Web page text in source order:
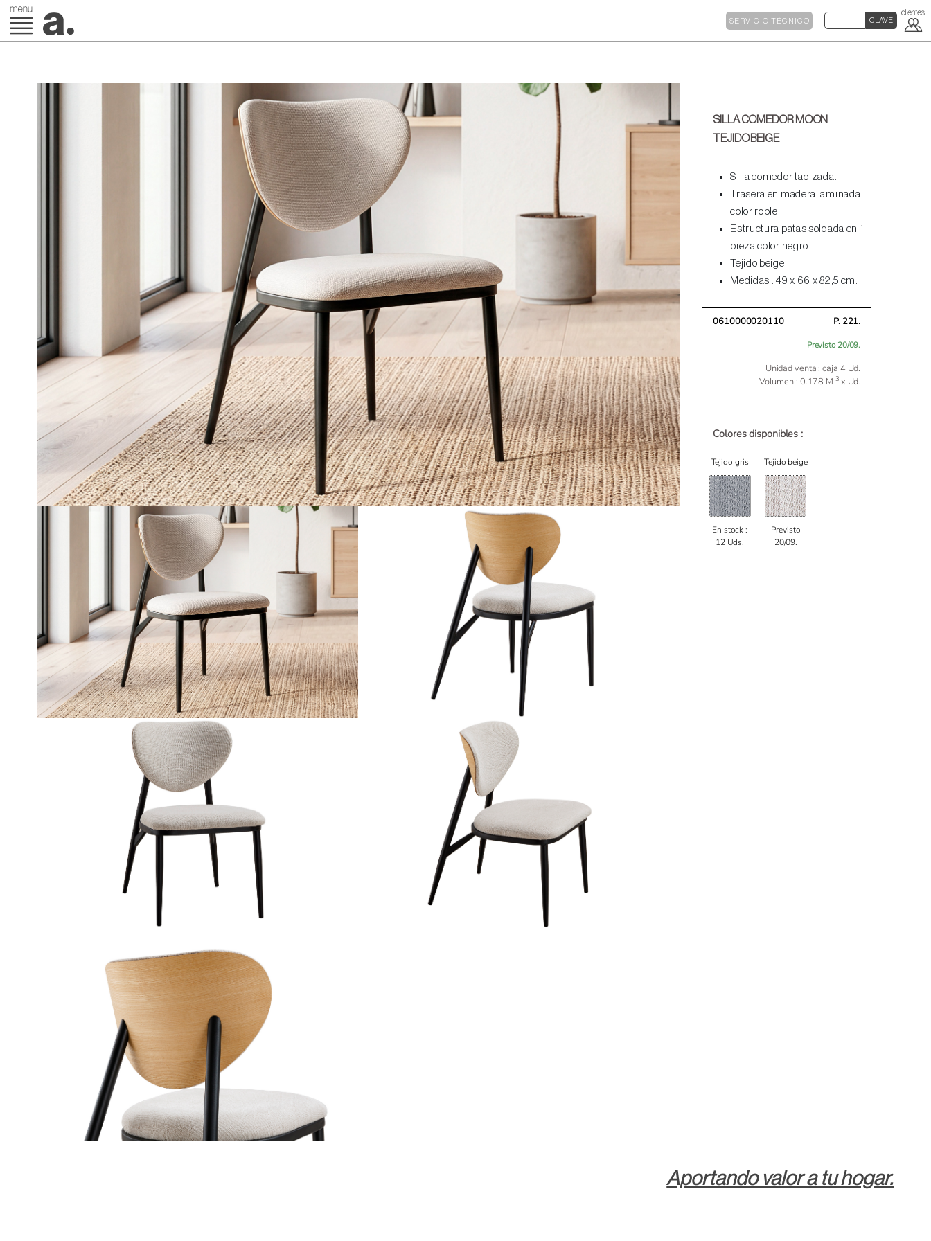
SERVICIO TÉCNICO
SILLA COMEDOR MOON
TEJIDO BEIGE
Silla comedor tapizada.
Trasera en madera laminada
color roble.
Estructura patas soldada en 1
pieza color negro.
Tejido beige.
Medidas : 49 x 66 x 82,5 cm.
0610000020110 P. 221.
Previsto 20/09.
Unidad venta : caja 4 Ud.
Volumen : 0.178 M 3 x Ud.
Colores disponibles :
Tejido gris
En stock :
12 Uds.
Tejido beige
Previsto
20/09.
Aportando valor a tu hogar.